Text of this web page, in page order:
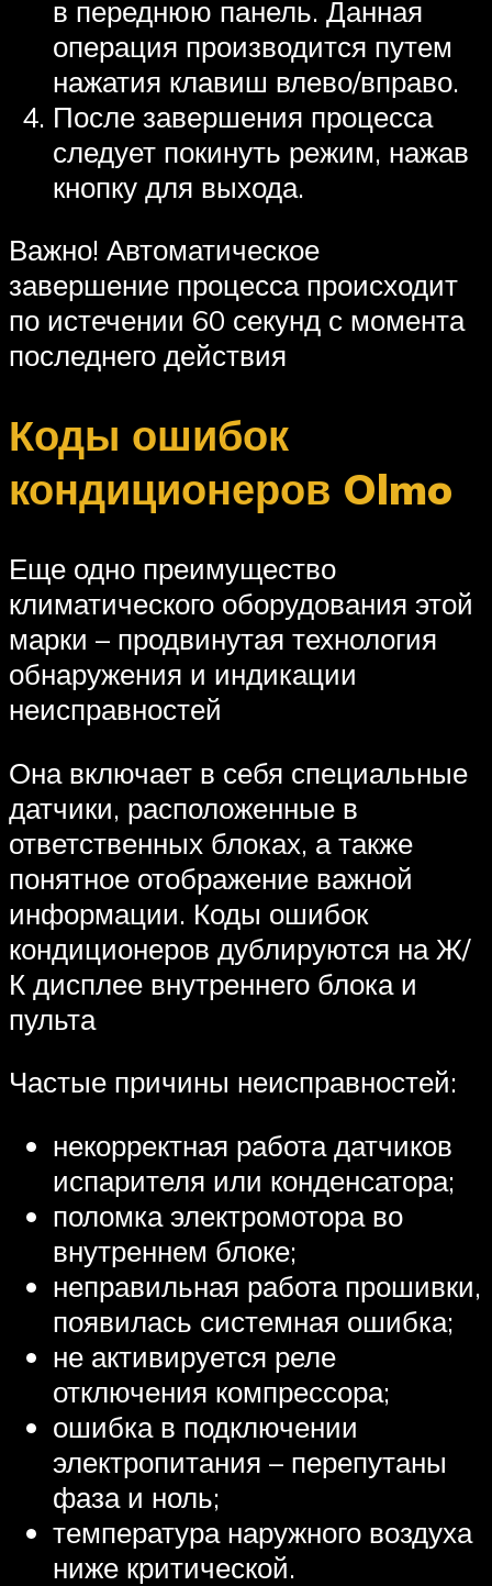
в переднюю панель. Данная
операция производится путем
нажатия клавиш влево/вправо.
После завершения процесса
следует покинуть режим, нажав
кнопку для выхода.
Важно! Автоматическое
завершение процесса происходит
по истечении 60 секунд с момента
последнего действия
Коды ошибок
кондиционеров Olmo
Еще одно преимущество
климатического оборудования этой
марки – продвинутая технология
обнаружения и индикации
неисправностей
Она включает в себя специальные
датчики, расположенные в
ответственных блоках, а также
понятное отображение важной
информации. Коды ошибок
кондиционеров дублируются на Ж/
К дисплее внутреннего блока и
пульта
Частые причины неисправностей:
некорректная работа датчиков
испарителя или конденсатора;
поломка электромотора во
внутреннем блоке;
неправильная работа прошивки,
появилась системная ошибка;
не активируется реле
отключения компрессора;
ошибка в подключении
электропитания – перепутаны
фаза и ноль;
температура наружного воздуха
ниже критической.